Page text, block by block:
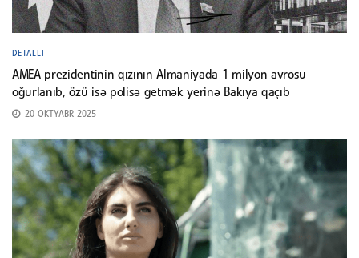
DETALLI
AMEA prezidentinin qızının Almaniyada 1 milyon avrosu
oğurlanıb, özü isə polisə getmək yerinə Bakıya qaçıb
20 OKTYABR 2025